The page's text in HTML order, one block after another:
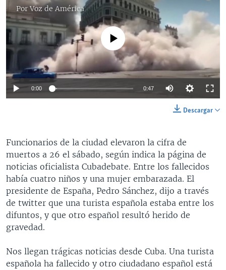
PorVoz de América
No media source currently available
0:00 0:47
Descargar
Funcionarios de la ciudad elevaron la cifra de
muertos a 26 el sábado, según indica la página de
noticias oficialista Cubadebate. Entre los fallecidos
había cuatro niños y una mujer embarazada. El
presidente de España, Pedro Sánchez, dijo a través
de twitter que una turista española estaba entre los
difuntos, y que otro español resultó herido de
gravedad.
Nos llegan trágicas noticias desde Cuba. Una turista
española ha fallecido y otro ciudadano español está